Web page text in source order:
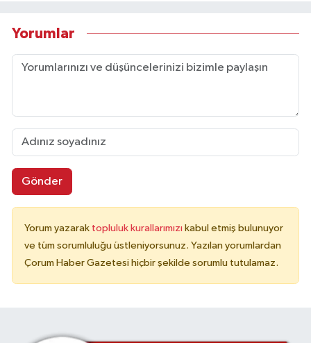
Yorumlar
Gönder
Yorum yazarak topluluk kurallarımızı kabul etmiş bulunuyor
ve tüm sorumluluğu üstleniyorsunuz. Yazılan yorumlardan
Çorum Haber Gazetesi hiçbir şekilde sorumlu tutulamaz.